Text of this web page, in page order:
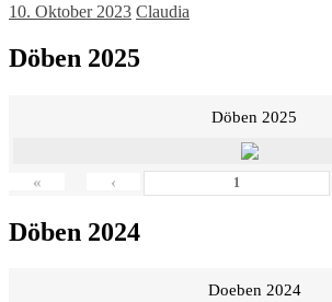
10. Oktober 2023 Claudia
Döben 2025
Döben 2025
« ‹
Döben 2024
Doeben 2024